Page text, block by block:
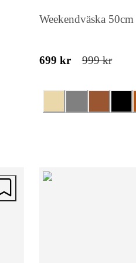
Weekendväska 50cm
699 kr 999 kr